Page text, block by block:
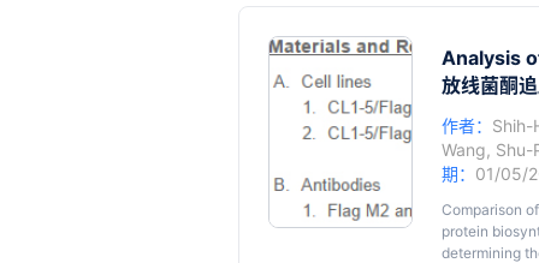
intestines.
our group
increased
allowed us to
previously
of e12.5
is assessed
the Gata4-
genetic
cell-
Analysis
放线菌酮
作者： Shih-
Wang, Shu-
期： 01/05/
Comparison
protein
determining